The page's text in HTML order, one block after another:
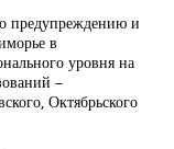
предупреждению и
в
уровня на
–
Октябрьского